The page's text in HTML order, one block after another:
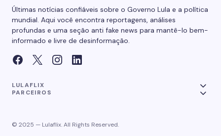
Últimas notícias confiáveis sobre o Governo Lula e a política
mundial. Aqui você encontra reportagens, análises
profundas e uma seção anti fake news para mantê-lo bem-
informado e livre de desinformação.
LULAFLIX
PARCEIROS
© 2025 — Lulaflix. All Rights Reserved.